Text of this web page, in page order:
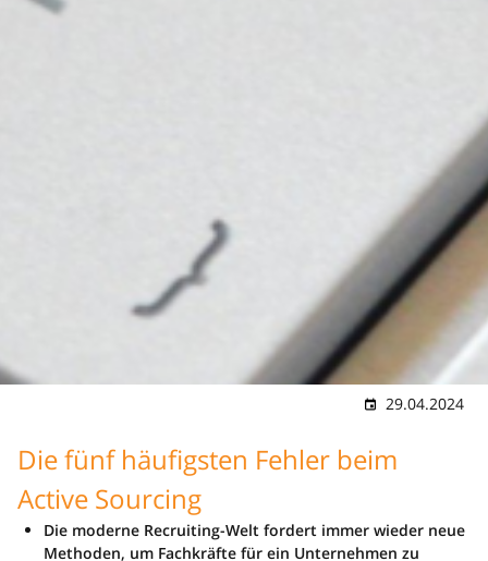
29.04.2024
Die fünf häufigsten Fehler beim
Active Sourcing
Die moderne Recruiting-Welt fordert immer wieder neue
Methoden, um Fachkräfte für ein Unternehmen zu